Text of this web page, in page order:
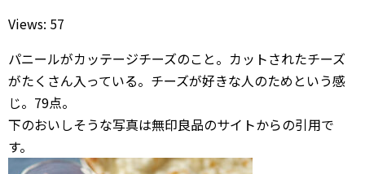
Views: 57
パニールがカッテージチーズのこと。カットされたチーズ
がたくさん入っている。チーズが好きな人のためという感
じ。79点。
下のおいしそうな写真は無印良品のサイトからの引用で
す。